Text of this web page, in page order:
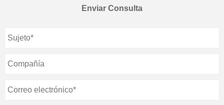
Enviar Consulta